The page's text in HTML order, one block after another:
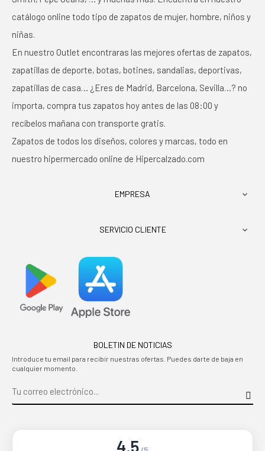
catálogo online todo tipo de zapatos de mujer, hombre, niños y
niñas.
En nuestro Outlet encontraras las mejores ofertas de zapatos,
zapatillas de deporte, botas, botines, sandalias, deportivas,
zapatillas de casa… ¿Eres de Madrid, Barcelona, Sevilla…? no
importa, compra tus zapatos hoy antes de las 08:00 y
recíbelos mañana con transporte gratis.
Zapatos de todos los diseños, colores y marcas, todo en
nuestro hipermercado online de Hipercalzado.com
EMPRESA 
SERVICIO CLIENTE 
BOLETIN DE NOTICIAS
Introduce tu email para recibir nuestras ofertas. Puedes darte de baja en
cualquier momento.
4.5